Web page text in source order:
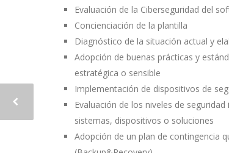
Evaluación de la Ciberseguridad del
Concienciación de la plantilla
Diagnóstico de la situación actual y
Adopción de buenas prácticas y
estratégica o sensible
Implementación de dispositivos de
Evaluación de los niveles de
sistemas, dispositivos o soluciones
Adopción de un plan de contingencia